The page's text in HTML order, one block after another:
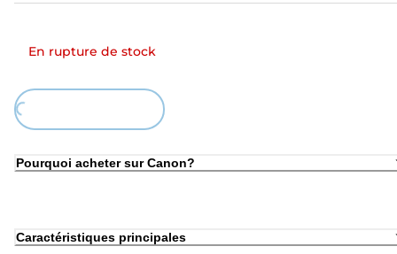
En rupture de stock
Loading...
Pourquoi acheter sur Canon?
Caractéristiques principales